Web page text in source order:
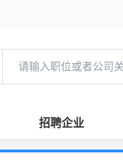
招聘企业